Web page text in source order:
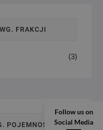
FRAKCJI
(3)
POJEMNOŚCI
Follow us on
Social Media